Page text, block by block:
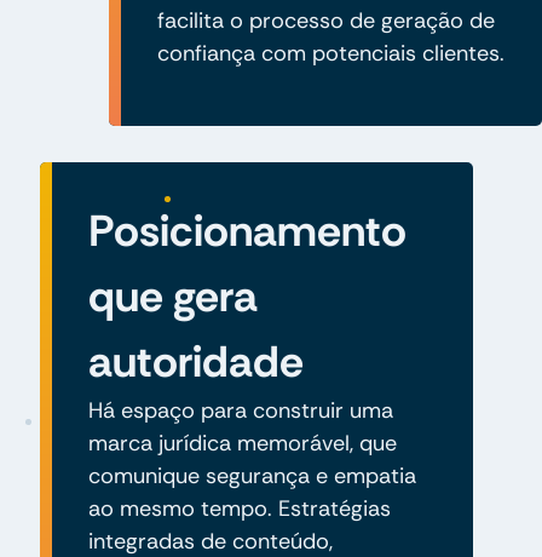
facilita o processo de geração de
confiança com potenciais clientes.
Posicionamento
que gera
autoridade
Há espaço para construir uma
marca jurídica memorável, que
comunique segurança e empatia
ao mesmo tempo. Estratégias
integradas de conteúdo,